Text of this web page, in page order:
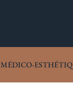
MÉDICO-